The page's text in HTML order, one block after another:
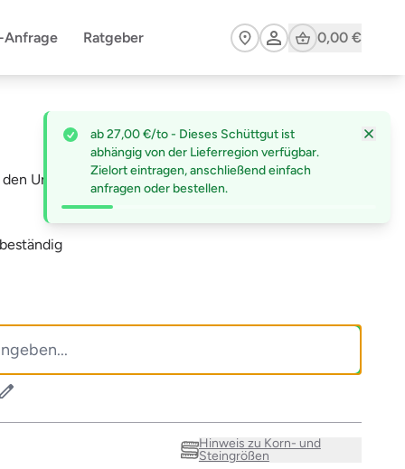
Anfrage Ratgeber Cart0,00 €
ab 27,00 €/to - Dieses Schüttgut ist
abhängig von der Lieferregion verfügbar.
Zielort eintragen, anschließend einfach
anfragen oder bestellen.
Unterbau
Hinweis zu Korn- und
Steingrößen